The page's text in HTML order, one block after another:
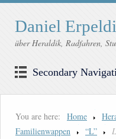
Daniel
über Heraldik, Radfahren,
Secondary
You are here: Home
Familienwappen
“L”